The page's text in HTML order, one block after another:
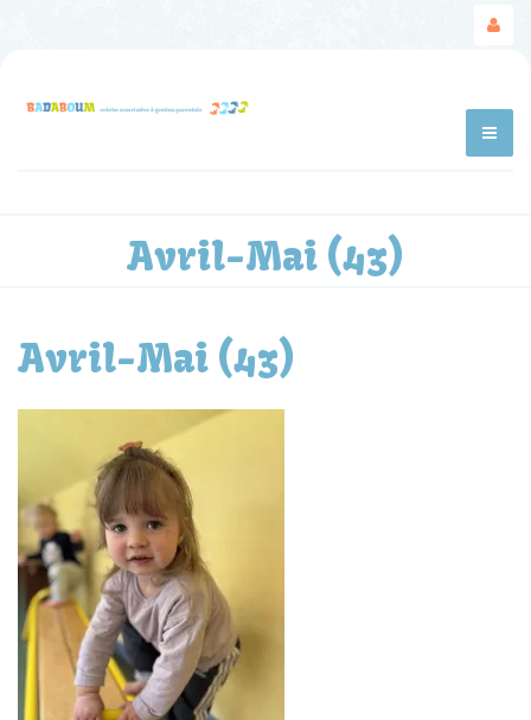
Avril-Mai (43)
Avril-Mai (43)